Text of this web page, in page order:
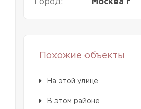
Город: Москва г
Похожие объекты
На этой улице
В этом районе